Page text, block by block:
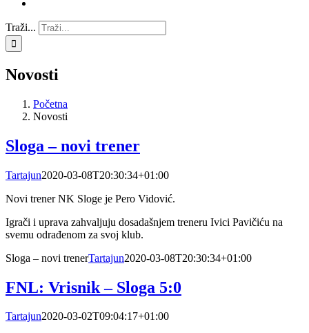
Traži...
Novosti
Početna
Novosti
Sloga – novi trener
Tartajun2020-03-08T20:30:34+01:00
Novi trener NK Sloge je Pero Vidović.
Igrači i uprava zahvaljuju dosadašnjem treneru Ivici Pavičiću na
svemu odrađenom za svoj klub.
Sloga – novi trenerTartajun2020-03-08T20:30:34+01:00
FNL: Vrisnik – Sloga 5:0
Tartajun2020-03-02T09:04:17+01:00